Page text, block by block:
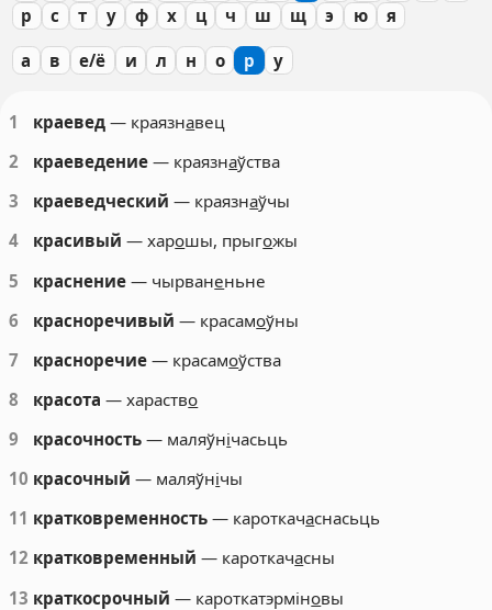
р
с т у ф х ц ч ш щ э ю я
а в е/ё и л н о р у
1 краевед — краязнавец
2
краеведение — краязнаўства
3
краеведческий — краязнаўчы
4
красивый — харошы, прыгожы
5
краснение — чырваненьне
6
красноречивый — красамоўны
7
красноречие — красамоўства
8
красота — хараство
9
красочность — маляўнічасьць
10 красочный — маляўнічы
11 кратковременность — кароткачаснасьць
12 кратковременный — кароткачасны
13 краткосрочный — кароткатэрміновы